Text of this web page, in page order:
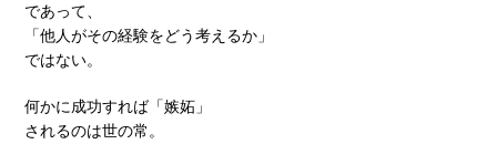
であって、
「他人がその経験をどう考えるか」
ではない。
何かに成功すれば「嫉妬」
されるのは世の常。